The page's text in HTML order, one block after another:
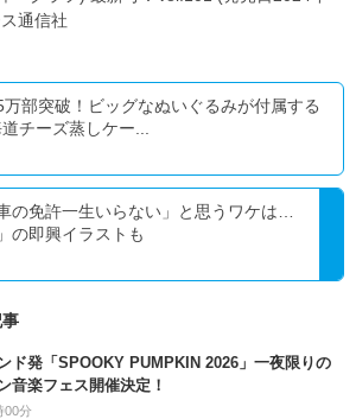
通信社
万部突破！ビッグなぬいぐるみが付属する
道チーズ蒸しケー...
の免許一生いらない」と思うワケは…
の即興イラストも
ド発「SPOOKY PUMPKIN 2026」一夜限りの
音楽フェス開催決定！
00分